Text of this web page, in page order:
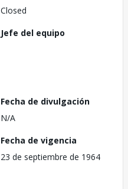
Closed
Jefe del equipo
Fecha de divulgación
N/A
Fecha de vigencia
23 de septiembre de 1964